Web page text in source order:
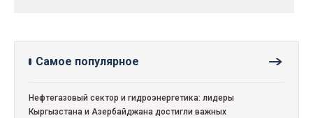
Самое популярное
Нефтегазовый сектор и гидроэнергетика: лидеры
Кыргызстана и Азербайджана достигли важных